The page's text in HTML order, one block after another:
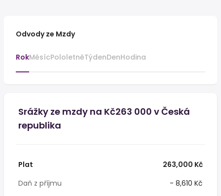
Odvody ze Mzdy
RokMěsícPololetněTýdenDenHodina
Srážky ze mzdy na Kč263 000 v Česká
republika
Plat
263,000 Kč
Daň z příjmu
- 8,610 Kč